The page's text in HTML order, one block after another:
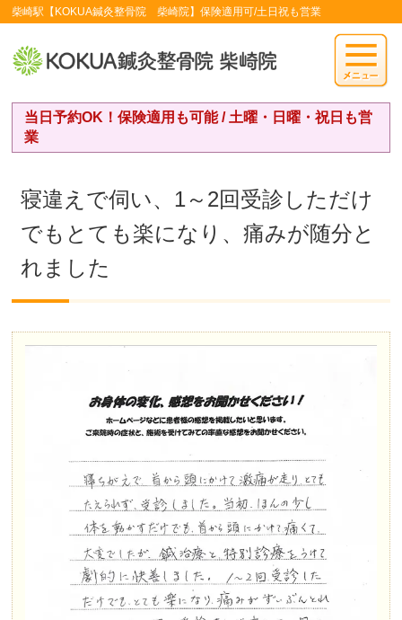
柴崎駅【KOKUA鍼灸整骨院 柴崎院】保険適用可/土日祝も営業
当日予約OK！保険適用も可能 / 土曜・日曜・祝日も営
業
寝違えで伺い、1～2回受診しただけ
でもとても楽になり、痛みが随分と
れました